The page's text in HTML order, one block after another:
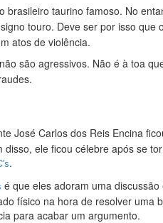
brasileiro taurino famoso. No
touro. Deve ser por isso que
atos de violência.
são agressivos. Não é à toa
José Carlos dos Reis Encina
disso, ele ficou célebre após se
.
é que eles adoram uma
físico na hora de resolver uma
para acabar um argumento.